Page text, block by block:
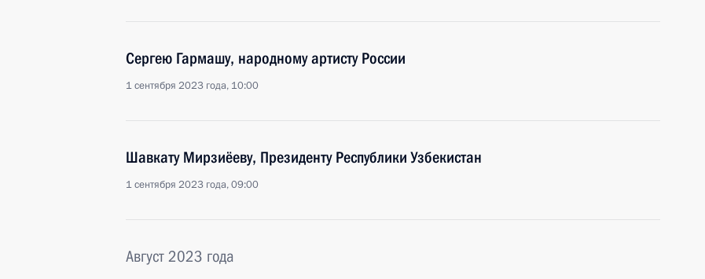
Сергею Гармашу, народному артисту России
1 сентября 2023 года, 10:00
Шавкату Мирзиёеву, Президенту Республики Узбекистан
1 сентября 2023 года, 09:00
Август 2023 года